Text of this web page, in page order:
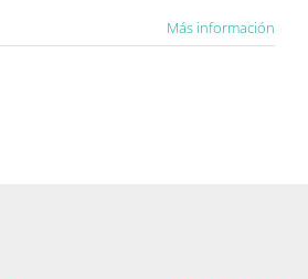
Más información